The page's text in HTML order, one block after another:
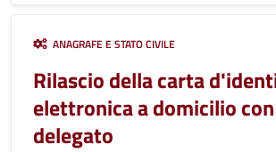
ANAGRAFE E STATO CIVILE
Rilascio della carta
elettronica a domicilio
delegato